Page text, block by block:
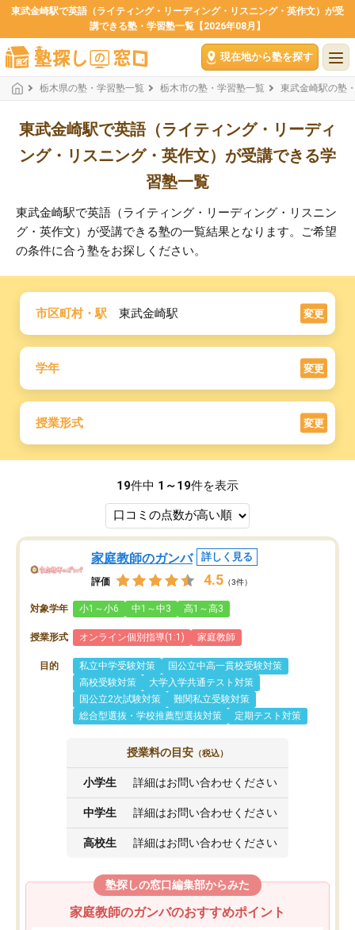
東武金崎駅で英語（ライティング・リーディング・リスニング・英作文）が受
講できる塾・学習塾一覧【2026年08月】
現在地から塾を探す
栃木県の塾・学習塾一覧 栃木市の塾・学習塾一覧 東武金崎駅の塾
東武金崎駅で英語（ライティング・リーディ
ング・リスニング・英作文）が受講できる学
習塾一覧
東武金崎駅で英語（ライティング・リーディング・リスニン
グ・英作文）が受講できる塾の一覧結果となります。ご希望
の条件に合う塾をお探しください。
市区町村・駅 東武金崎駅 変更
学年 変更
授業形式 変更
19件中 1～19件を表示
家庭教師のガンバ 詳しく見る
評価 4.5 （3件）
対象学年 小1～小6 中1～中3 高1～高3
授業形式 オンライン個別指導(1:1) 家庭教師
目的 私立中学受験対策
国公立中高一貫校受験対策
高校受験対策
大学入学共通テスト対策
国公立2次試験対策
難関私立受験対策
総合型選抜・学校推薦型選抜対策
定期テスト対策
授業料の目安 （税込）
小学生 詳細はお問い合わせください
中学生 詳細はお問い合わせください
高校生 詳細はお問い合わせください
塾探しの窓口編集部からみた
家庭教師のガンバのおすすめポイント